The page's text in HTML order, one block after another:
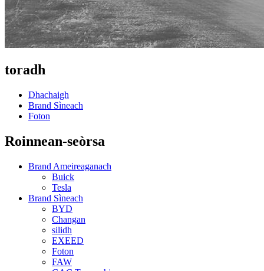
toradh
Dhachaigh
Brand Sìneach
Foton
Roinnean-seòrsa
Brand Ameireaganach
Buick
Tesla
Brand Sìneach
BYD
Changan
silidh
EXEED
Foton
FAW